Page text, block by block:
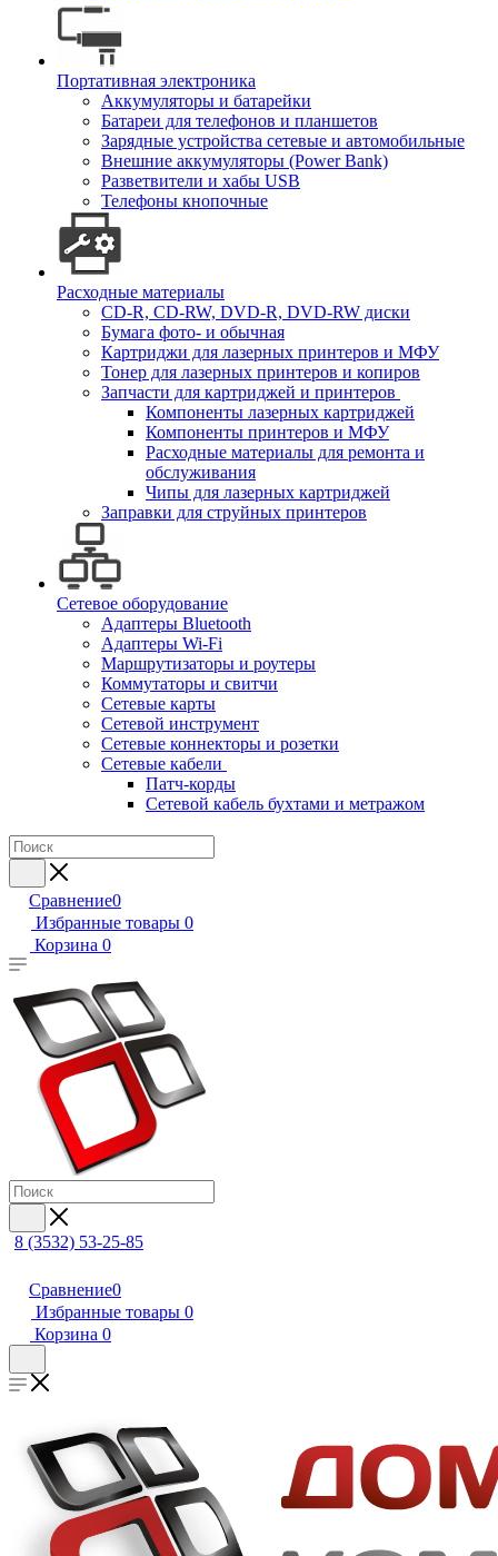
Портативная электроника
Аккумуляторы и батарейки
Батареи для телефонов и планшетов
Зарядные устройства сетевые и автомобильные
Внешние аккумуляторы (Power Bank)
Разветвители и хабы USB
Телефоны кнопочные
Расходные материалы
CD-R, CD-RW, DVD-R, DVD-RW диски
Бумага фото- и обычная
Картриджи для лазерных принтеров и МФУ
Тонер для лазерных принтеров и копиров
Запчасти для картриджей и принтеров
Компоненты лазерных картриджей
Компоненты принтеров и МФУ
Расходные материалы для ремонта и
обслуживания
Чипы для лазерных картриджей
Заправки для струйных принтеров
Сетевое оборудование
Адаптеры Bluetooth
Адаптеры Wi-Fi
Маршрутизаторы и роутеры
Коммутаторы и свитчи
Сетевые карты
Сетевой инструмент
Сетевые коннекторы и розетки
Сетевые кабели
Патч-корды
Сетевой кабель бухтами и метражом
Сравнение0
Избранные товары 0
Корзина 0
8 (3532) 53-25-85
Сравнение0
Избранные товары 0
Корзина 0